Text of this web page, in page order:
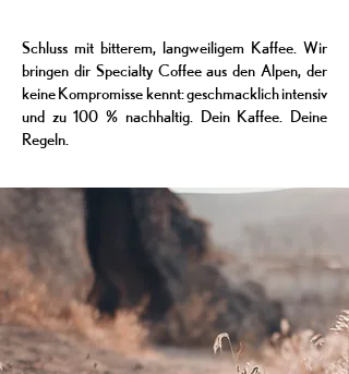
Schluss mit bitterem, langweiligem Kaffee. Wir
bringen dir Specialty Coffee aus den Alpen, der
keine Kompromisse kennt: geschmacklich intensiv
und zu 100 % nachhaltig. Dein Kaffee. Deine
Regeln.